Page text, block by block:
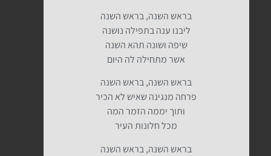
בראש השנה, בראש השנה
ליבנו ענה בתפילה נושנה
שיפה ושונה תהא השנה
אשר מתחילה לה היום
בראש השנה, בראש השנה
פרחה מנגינה שאיש לא הכיר
ותוך יממה הזמר המה
מכל חלונות העיר
בראש השנה, בראש השנה